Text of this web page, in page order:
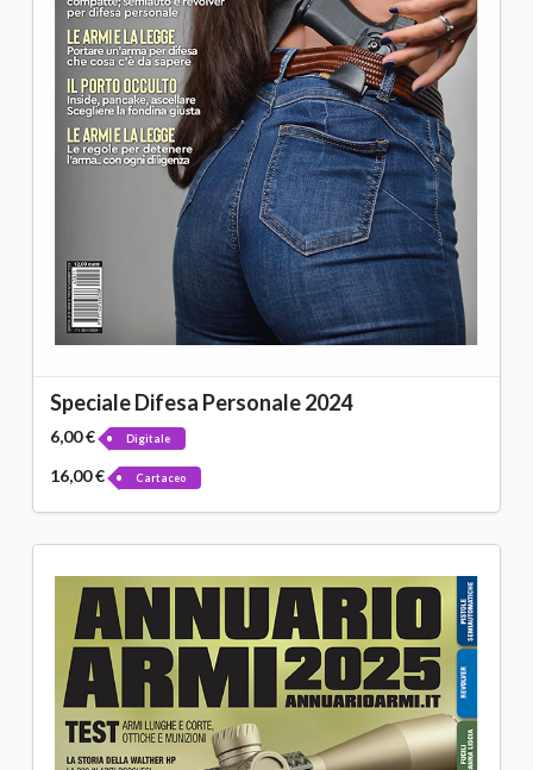
Speciale Difesa Personale 2024
6,00 € Digitale
16,00 € Cartaceo